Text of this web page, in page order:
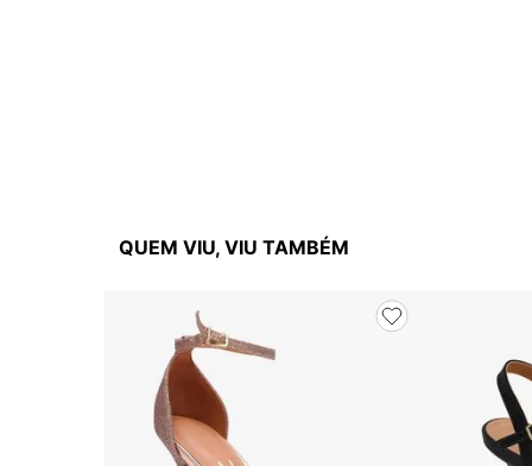
QUEM VIU, VIU TAMBÉM